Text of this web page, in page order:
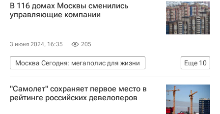
В 116 домах Москвы сменились
управляющие компании
3 июня 2024, 16:35 205
Еще 10
Москва Сегодня: мегаполис для жизни
Москва
Зеленоград
Мосжилинспекция
ТСЖ
ГК "ПИК"
Жилье
"Самолет" сохраняет первое место в
рейтинге российских девелоперов